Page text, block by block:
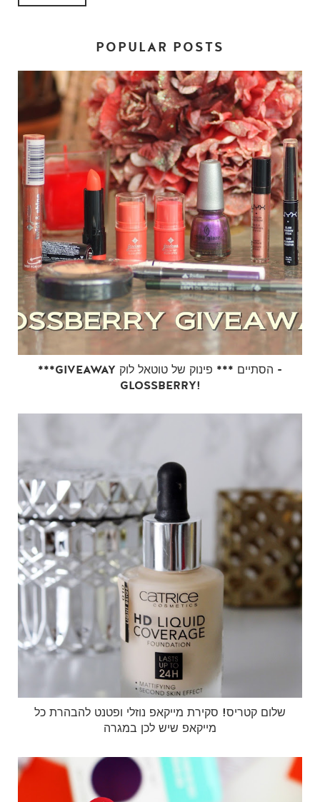
POPULAR POSTS
***GIVEAWAY הסתיים *** פינוק של טוטאל לוק -
GLOSSBERRY!
שלום קטריס! סקירת מייקאפ נוזלי ופטנט להבהרת כל
מייקאפ שיש לכן במגרה